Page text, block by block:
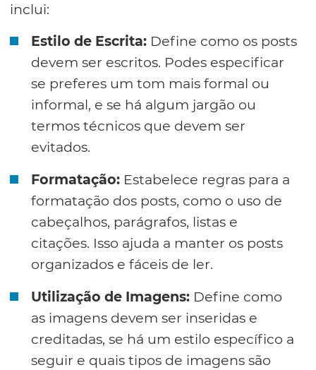
inclui:
Estilo de Escrita: Define como os posts
devem ser escritos. Podes especificar
se preferes um tom mais formal ou
informal, e se há algum jargão ou
termos técnicos que devem ser
evitados.
Formatação: Estabelece regras para a
formatação dos posts, como o uso de
cabeçalhos, parágrafos, listas e
citações. Isso ajuda a manter os posts
organizados e fáceis de ler.
Utilização de Imagens: Define como
as imagens devem ser inseridas e
creditadas, se há um estilo específico a
seguir e quais tipos de imagens são